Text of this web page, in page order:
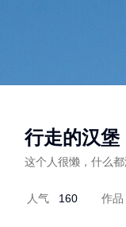
行走的汉堡
这个人很懒，什么
人气 160 作品